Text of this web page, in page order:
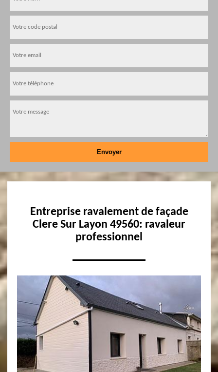
Entreprise ravalement de façade
Clere Sur Layon 49560: ravaleur
professionnel